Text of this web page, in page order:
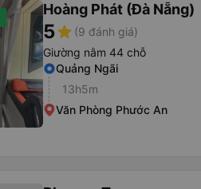
Hoàng Phát (Đà Nẵng)
5star (9 đánh giá)
Giường nằm 44 chỗ
Quảng Ngãi
13h5m
Văn Phòng Phước An